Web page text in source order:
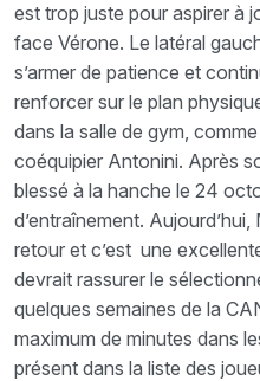
est trop juste pour aspirer à
face Vérone. Le latéral
s’armer de patience et
renforcer sur le plan
dans la salle de gym,
coéquipier Antonini. Après
blessé à la hanche le 24
d’entraînement.
retour et c’est une
devrait rassurer le
quelques semaines de la
maximum de minutes dans
présent dans la liste des